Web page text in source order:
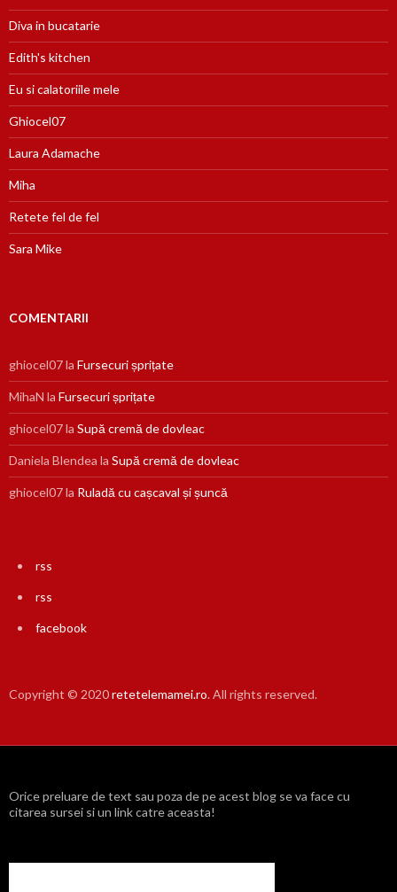
Diva in bucatarie
Edith's kitchen
Eu si calatoriile mele
Ghiocel07
Laura Adamache
Miha
Retete fel de fel
Sara Mike
COMENTARII
ghiocel07la Fursecuri șprițate
MihaN la Fursecuri șprițate
ghiocel07la Supă cremă de dovleac
Daniela Blendea la Supă cremă de dovleac
ghiocel07la Ruladă cu cașcaval și șuncă
rss
rss
facebook
Copyright © 2020retetelemamei.ro. All rights reserved.
Orice preluare de text sau poza de pe acest blog se va face cu
citarea sursei si un link catre aceasta!